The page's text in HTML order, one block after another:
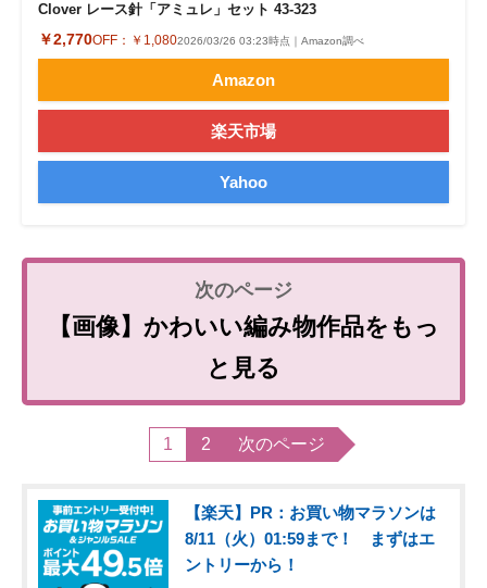
Clover レース針「アミュレ」セット 43-323
￥2,770OFF： ￥1,0802026/03/26 03:23時点｜Amazon調べ
Amazon
楽天市場
Yahoo
【画像】かわいい編み物作品をもっ
と見る
1 2 次のページ
【楽天】PR：お買い物マラソンは
8/11（火）01:59まで！ まずはエ
ントリーから！